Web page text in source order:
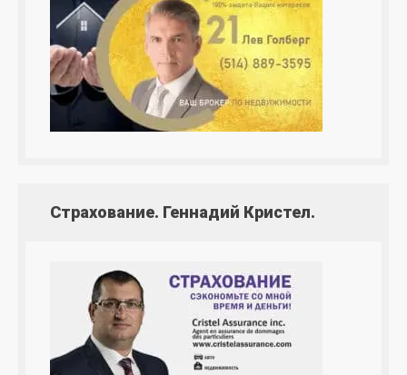
Страхование. Геннадий Кристел.